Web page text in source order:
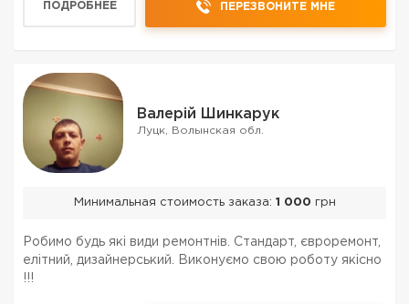
ПОДРОБНЕЕ ПЕРЕЗВОНИТЕ МНЕ
Валерій Шинкарук
Луцк, Волынская обл.
Минимальная стоимость заказа: 1 000 грн
Робимо будь які види ремонтнів. Стандарт, євроремонт,
елітний, дизайнерський. Виконуємо свою роботу якісно
!!!